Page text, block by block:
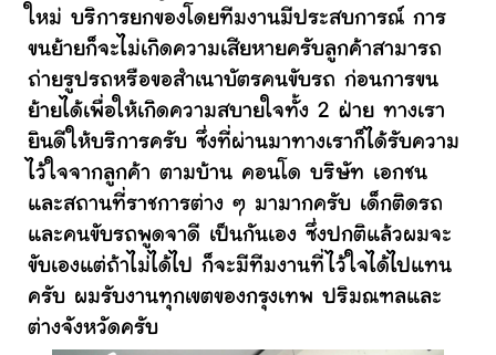
ใหม่ บริการยกของโดยทีมงานมีประสบการณ์ การ
ขนย้ายก็จะไม่เกิดความเสียหายครับลูกค้าสามารถ
ถ่ายรูปรถหรือขอสำเนาบัตรคนขับรถ ก่อนการขน
ย้ายได้เพื่อให้เกิดความสบายใจทั้ง 2 ฝ่าย ทางเรา
ยินดีให้บริการครับ ซึ่งที่ผ่านมาทางเราก็ได้รับความ
ไว้ใจจากลูกค้า ตามบ้าน คอนโด บริษัท เอกชน
และสถานที่ราชการต่าง ๆ มามากครับ เด็กติดรถ
และคนขับรถพูดจาดี เป็นกันเอง ซึ่งปกติแล้วผมจะ
ขับเองแต่ถ้าไม่ได้ไป ก็จะมีทีมงานที่ไว้ใจได้ไปแทน
ครับ ผมรับงานทุกเขตของกรุงเทพ ปริมณฑลและ
ต่างจังหวัดครับ